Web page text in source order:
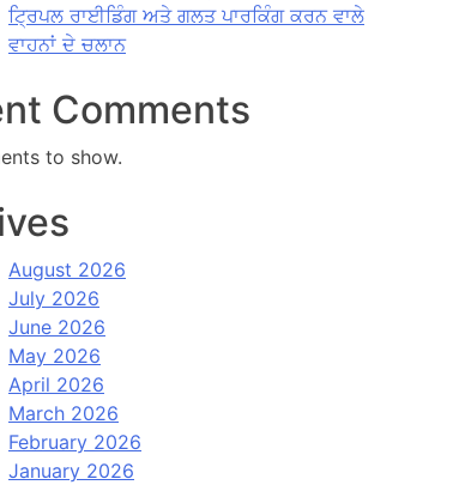
ਟ੍ਰਿਪਲ ਰਾਈਡਿੰਗ ਅਤੇ ਗਲਤ ਪਾਰਕਿੰਗ ਕਰਨ ਵਾਲੇ
ਵਾਹਨਾਂ ਦੇ ਚਲਾਨ
Comments
to show.
August 2026
July 2026
June 2026
May 2026
April 2026
March 2026
February 2026
January 2026